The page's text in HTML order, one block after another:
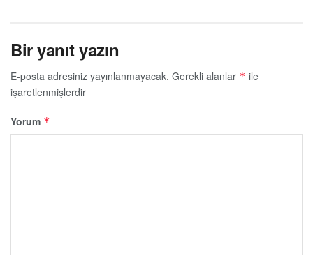
Bir yanıt yazın
E-posta adresiniz yayınlanmayacak. Gerekli alanlar * ile
işaretlenmişlerdir
Yorum *